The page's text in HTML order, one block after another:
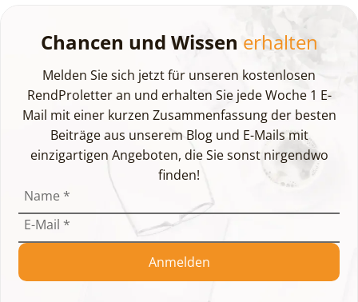
Chancen und Wissen erhalten
Melden Sie sich jetzt für unseren kostenlosen
RendProletter an und erhalten Sie jede Woche 1 E-
Mail mit einer kurzen Zusammenfassung der besten
Beiträge aus unserem Blog und E-Mails mit
einzigartigen Angeboten, die Sie sonst nirgendwo
finden!
Name *
E-Mail *
Anmelden